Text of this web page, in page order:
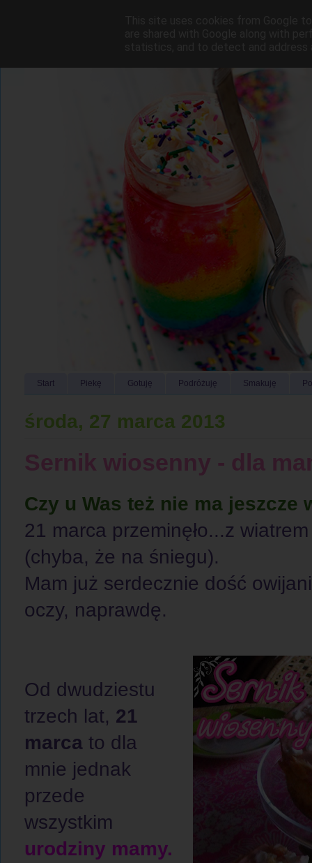
Start Piekę Gotuję Podróżuję Smakuję
środa, 27 marca 2013
Sernik wiosenny - dla
Czy u Was też nie ma jeszcze
21 marca przeminęło...z
(chyba, że na śniegu).
Mam już serdecznie dość
oczy, naprawdę.
Od dwudziestu
trzech lat, 21
marca to dla
mnie jednak
przede
wszystkim
urodziny mamy.